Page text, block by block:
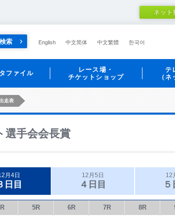
ネット
索 English 中文简体 中文繁體 한국어
ファイル
レース場・
チケットショップ
テ
（
走表
選手会会長賞
月4日
日目
12月5日
４日目
12
５
5R 6R 7R 8R